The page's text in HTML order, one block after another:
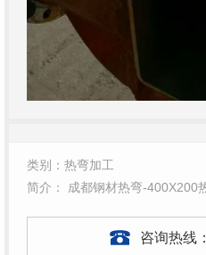
类别：热弯加工
简介： 成都钢材热弯-400X200
咨询热线：